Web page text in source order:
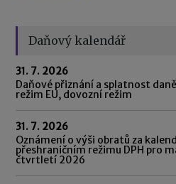
Daňový kalendář
31. 7. 2026
Daňové přiznání a splatnost
režim EU, dovozní režim
31. 7. 2026
Oznámení o výši obratů za
přeshraničním režimu DPH pro
čtvrtletí 2026